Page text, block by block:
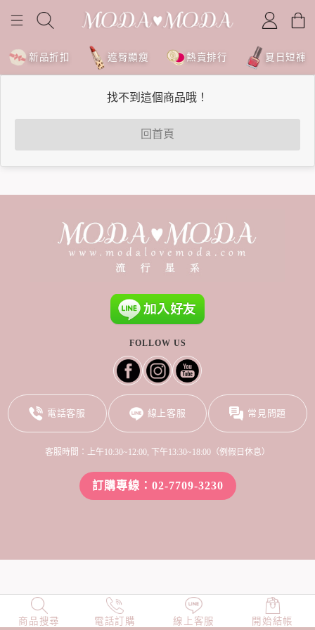
新品折扣 遮臀顯瘦 熱賣排行 夏日短褲
找不到這個商品哦！
回首頁
商品搜尋 電話訂購 線上客服 開始結帳
NEW 店長精選 TOP100 小編穿搭
FOLLOW US
電話客服 線上客服 常見問題
客服時間：上午10:30~12:00, 下午13:30~18:00（例假日休息）
訂購專線：02-7709-3230